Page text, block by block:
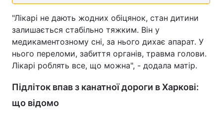
"Лікарі не дають жодних обіцянок, стан дитини
залишається стабільно тяжким. Він у
медикаментозному сні, за нього дихає апарат. У
нього переломи, забиття органів, травма голови.
Лікарі роблять все, що можна", - додала матір.
Підліток впав з канатної дороги в Харкові:
що відомо